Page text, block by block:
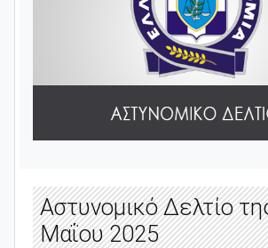
Αστυνομικό Δελτίο
Μαΐου 2025